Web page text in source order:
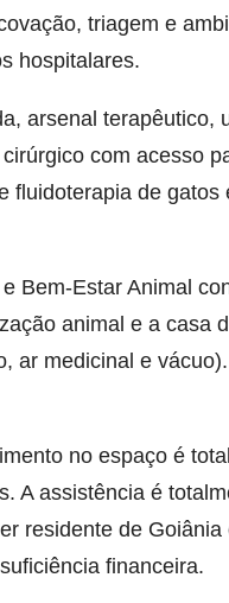
triagem e
hospitalares.
arsenal terapêutico,
com acesso
fluidoterapia de
Bem-Estar Animal
animal e a casa
ar medicinal e vácuo).
no espaço é
A assistência é
residente de
financeira.